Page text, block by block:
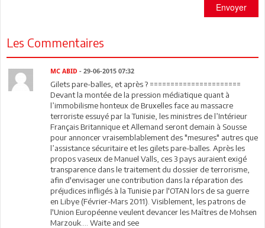
Envoyer
Les Commentaires
MC ABID - 29-06-2015 07:32
Gilets pare-balles, et après ? ======================
Devant la montée de la pression médiatique quant à
l’immobilisme honteux de Bruxelles face au massacre
terroriste essuyé par la Tunisie, les ministres de l’Intérieur
Français Britannique et Allemand seront demain à Sousse
pour annoncer vraisemblablement des "mesures" autres que
l’assistance sécuritaire et les gilets pare-balles. Après les
propos vaseux de Manuel Valls, ces 3 pays auraient exigé
transparence dans le traitement du dossier de terrorisme,
afin d'envisager une contribution dans la réparation des
préjudices infligés à la Tunisie par l'OTAN lors de sa guerre
en Libye (Février-Mars 2011). Visiblement, les patrons de
l'Union Européenne veulent devancer les Maîtres de Mohsen
Marzouk.... Waite and see